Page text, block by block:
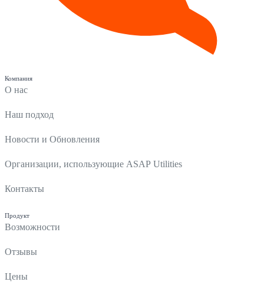
Компания
О нас
Наш подход
Новости и Обновления
Организации, использующие ASAP Utilities
Контакты
Продукт
Возможности
Отзывы
Цены